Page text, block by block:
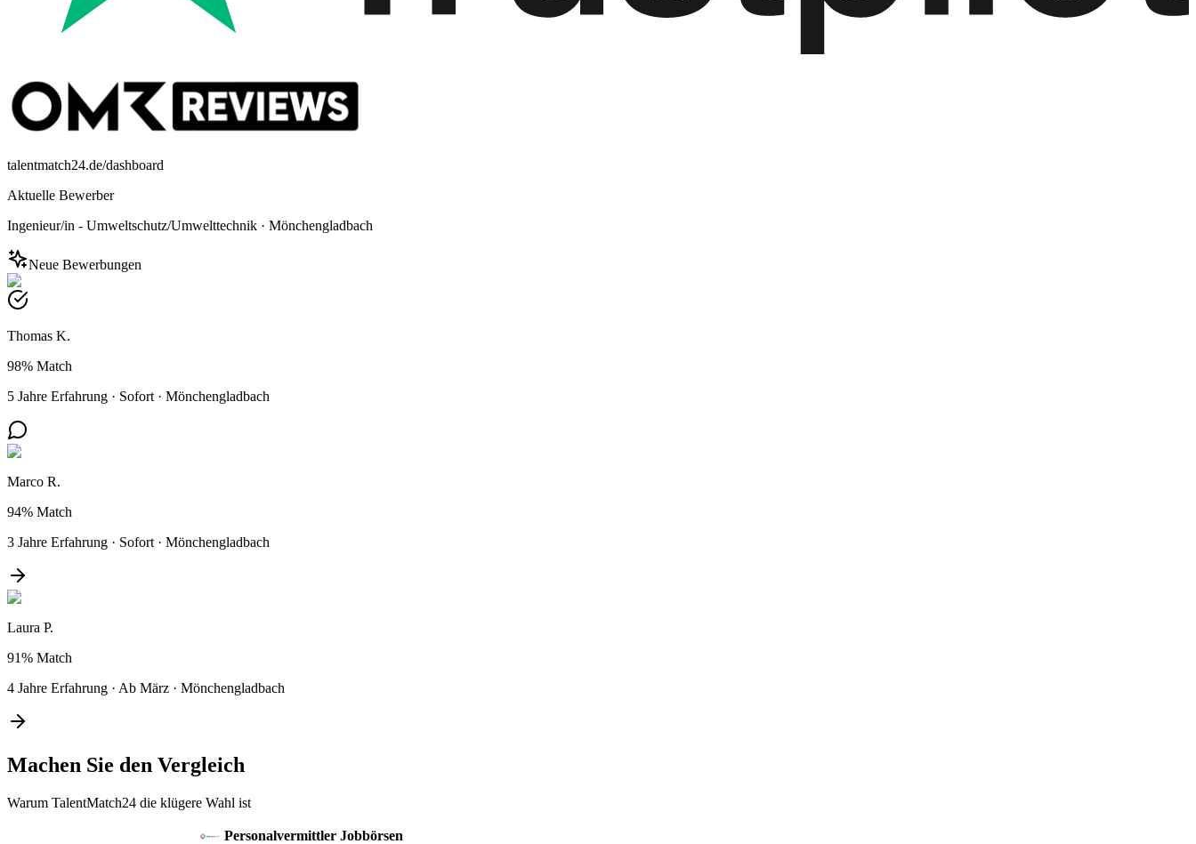
talentmatch24.de/dashboard
Aktuelle Bewerber
Ingenieur/in - Umweltschutz/Umwelttechnik · Mönchengladbach
Neue Bewerbungen
Thomas K.
98% Match
5 Jahre Erfahrung · Sofort · Mönchengladbach
Marco R.
94% Match
3 Jahre Erfahrung · Sofort · Mönchengladbach
Laura P.
91% Match
4 Jahre Erfahrung · Ab März · Mönchengladbach
Machen Sie den Vergleich
Warum TalentMatch24 die klügere Wahl ist
Personalvermittler Jobbörsen